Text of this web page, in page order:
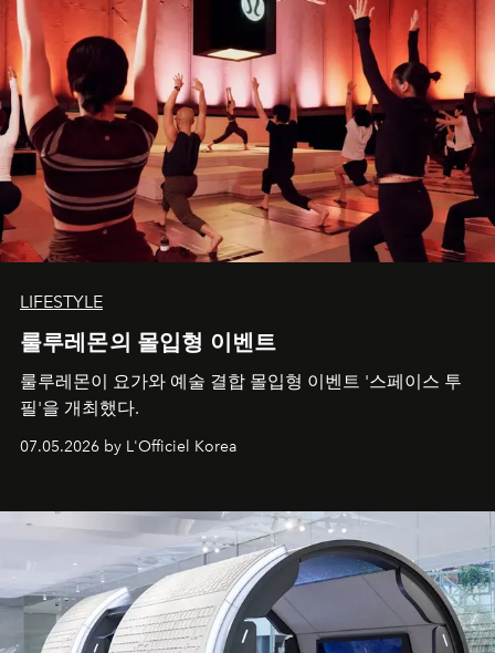
LIFESTYLE
룰루레몬의 몰입형 이벤트
룰루레몬이 요가와 예술 결합 몰입형 이벤트 '스페이스 투
필'을 개최했다.
07.05.2026 by L'Officiel Korea